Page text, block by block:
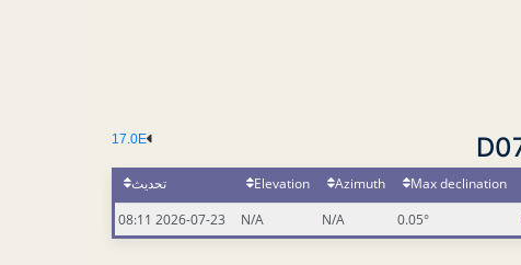
17.0E
Max declination
Azimuth
Elevation
تحديث
0.05°
N/A
N/A
2026-07-23 08:11